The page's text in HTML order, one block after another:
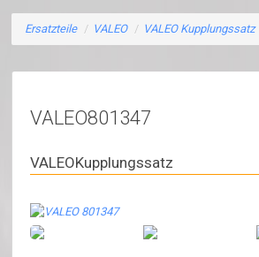
Ersatzteile / VALEO / VALEO Kupplungssatz
VALEO801347
VALEOKupplungssatz